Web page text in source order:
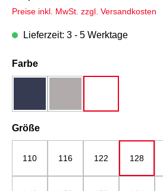
Preise inkl. MwSt. zzgl. Versandkosten
Lieferzeit: 3 - 5 Werktage
Farbeauswählen
Größeauswählen
110 116 122 128